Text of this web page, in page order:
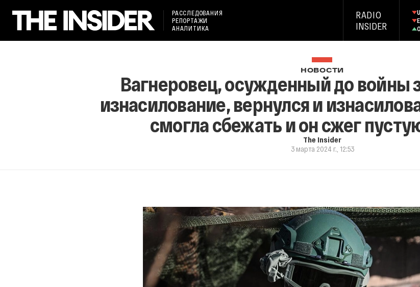
РАССЛЕДОВАНИЯ
РЕПОРТАЖИ
АНАЛИТИКА
RADIO
INSIDER
НОВОСТИ
Вагнеровец, осужденный до войны
изнасилование, вернулся и
смогла сбежать и он сжег
The Insider
3 марта 2024 г., 12:53